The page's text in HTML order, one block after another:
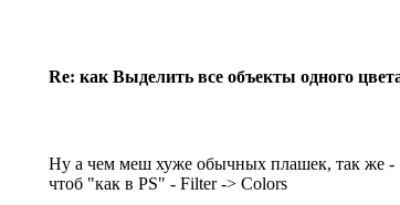
Re: как Выделить все объекты одного
Ну а чем меш хуже обычных плашек, так же -
чтоб "как в PS" - Filter -> Colors